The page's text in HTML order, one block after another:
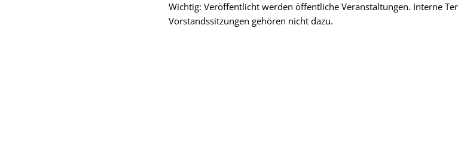
Wichtig: Veröffentlicht werden öffentliche Veranstaltungen. Interne
Vorstandssitzungen gehören nicht dazu.